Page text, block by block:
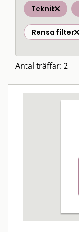
Teknik
Rensa filter
Antal träffar: 2